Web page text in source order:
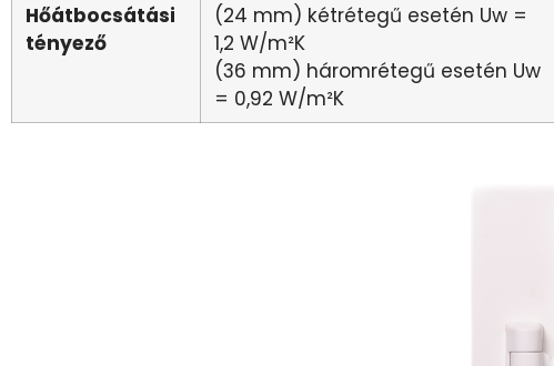
Hőátbocsátási
tényező
(24 mm) kétrétegű esetén Uw =
1,2 W/m²K
(36 mm) háromrétegű esetén Uw
= 0,92 W/m²K